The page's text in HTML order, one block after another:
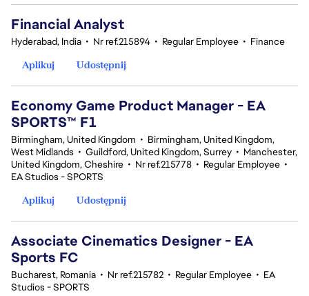
Financial Analyst
Hyderabad, India • Nr ref.215894 • Regular Employee • Finance
Aplikuj
Udostępnij
Economy Game Product Manager - EA
SPORTS™ F1
Birmingham, United Kingdom • Birmingham, United Kingdom,
West Midlands • Guildford, United Kingdom, Surrey • Manchester,
United Kingdom, Cheshire • Nr ref.215778 • Regular Employee •
EA Studios - SPORTS
Aplikuj
Udostępnij
Associate Cinematics Designer - EA
Sports FC
Bucharest, Romania • Nr ref.215782 • Regular Employee • EA
Studios - SPORTS